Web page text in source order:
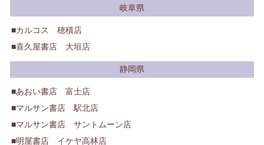
岐阜県
カルコス 穂積店
喜久屋書店 大垣店
静岡県
あおい書店 富士店
マルサン書店 駅北店
マルサン書店 サントムーン店
明屋書店 イケヤ高林店